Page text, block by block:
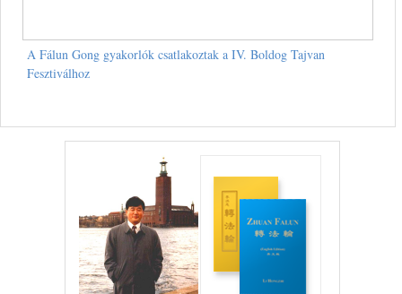
A Fálun Gong gyakorlók csatlakoztak a IV. Boldog Tajvan
Fesztiválhoz